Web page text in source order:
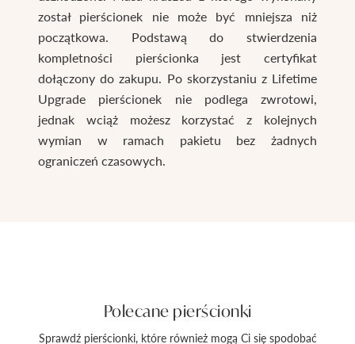
został pierścionek nie może być mniejsza niż
początkowa. Podstawą do stwierdzenia
kompletności pierścionka jest certyfikat
dołączony do zakupu. Po skorzystaniu z Lifetime
Upgrade pierścionek nie podlega zwrotowi,
jednak wciąż możesz korzystać z kolejnych
wymian w ramach pakietu bez żadnych
ograniczeń czasowych.
Polecane pierścionki
Sprawdź pierścionki, które również mogą Ci się spodobać